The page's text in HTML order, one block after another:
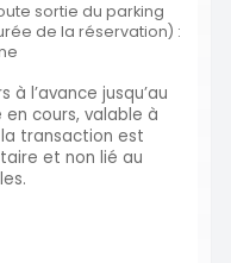
sortie du parking
de la réservation) :
à l’avance jusqu’au
cours, valable à
transaction est
et non lié au